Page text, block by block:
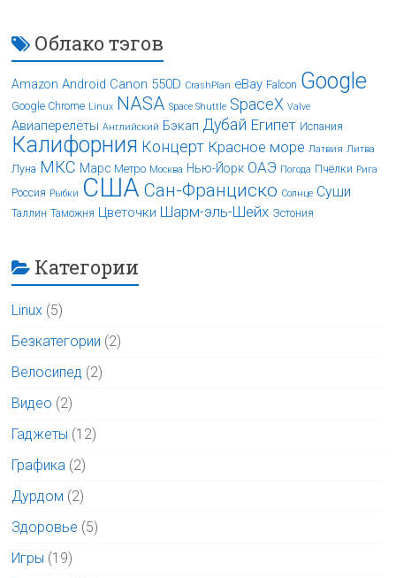
Облако тэгов
Amazon Android Canon 550D CrashPlan eBay Falcon Google
Google Chrome Linux NASA Space Shuttle SpaceX Valve
Авиаперелёты Английский Бэкап Дубай Египет Испания
Калифорния Концерт Красное море Латвия Литва
Луна МКС Марс Метро Москва Нью-Йорк ОАЭ Погода Пчёлки Рига
Россия Рыбки США Сан-Франциско Солнце Суши
Таллин Таможня Цветочки Шарм-эль-Шейх Эстония
Категории
Linux (5)
Безкатегории (2)
Велосипед (2)
Видео (2)
Гаджеты (12)
Графика (2)
Дурдом (2)
Здоровье (5)
Игры (19)